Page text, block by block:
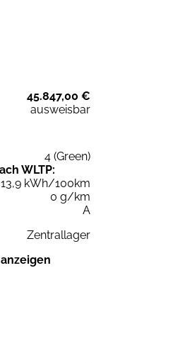
45.847,00 €
ausweisbar
4 (Green)
WLTP:
13,9 kWh/100km
0 g/km
A
Zentrallager